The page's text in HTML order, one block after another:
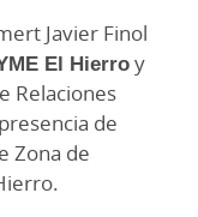
Javier Finol
El Hierroy
Relaciones
de
Zona de